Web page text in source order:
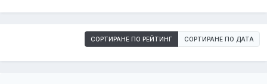
СОРТИРАНЕ ПО РЕЙТИНГ СОРТИРАНЕ ПО ДАТА